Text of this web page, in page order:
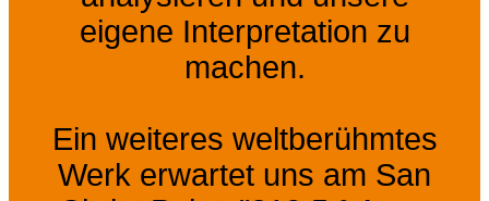
eigene Interpretation zu
machen.
Ein weiteres weltberühmtes
Werk erwartet uns am San